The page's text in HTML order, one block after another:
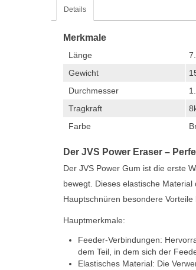
Details
Merkmale
Länge
Gewicht
Durchmesser
Tragkraft
Farbe
Der JVS Power Eraser –
Der JVS Power Gum ist die erste
bewegt. Dieses elastische
Hauptschnüren besondere
Hauptmerkmale:
Feeder-Verbindungen:
dem Teil, in dem sich der
Elastisches Material: Die